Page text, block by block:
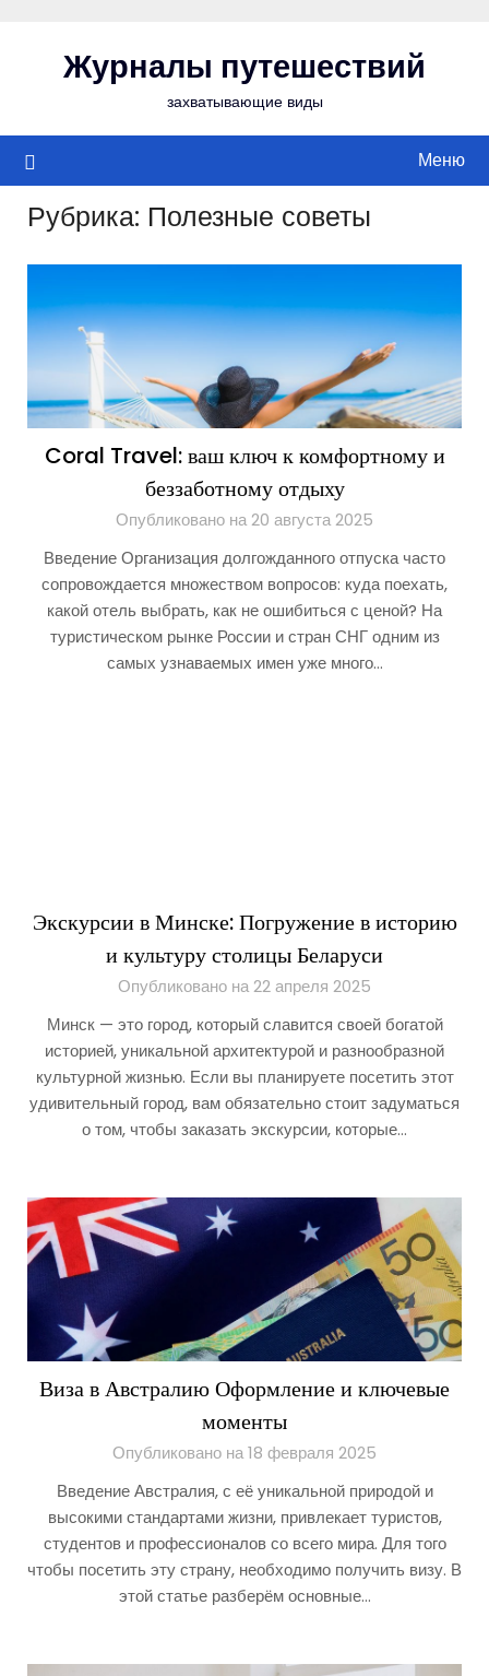
содержимомуЖурналы путешествий
захватывающие виды
Меню
Рубрика: Полезные советы
Coral Travel: ваш ключ к комфортному и
беззаботному отдыху
Опубликовано на 20 августа 2025
Введение Организация долгожданного отпуска часто
сопровождается множеством вопросов: куда поехать,
какой отель выбрать, как не ошибиться с ценой? На
туристическом рынке России и стран СНГ одним из
самых узнаваемых имен уже много…
Экскурсии в Минске: Погружение в историю
и культуру столицы Беларуси
Опубликовано на 22 апреля 2025
Минск — это город, который славится своей богатой
историей, уникальной архитектурой и разнообразной
культурной жизнью. Если вы планируете посетить этот
удивительный город, вам обязательно стоит задуматься
о том, чтобы заказать экскурсии, которые…
Виза в Австралию Оформление и ключевые
моменты
Опубликовано на 18 февраля 2025
Введение Австралия, с её уникальной природой и
высокими стандартами жизни, привлекает туристов,
студентов и профессионалов со всего мира. Для того
чтобы посетить эту страну, необходимо получить визу. В
этой статье разберём основные…